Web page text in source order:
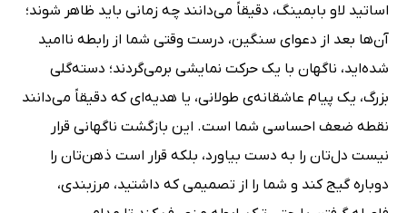
اساتید لاو بابمینگ، دقیقاً می‌دانند چه زمانی باید ظاهر شوند؛
آن‌ها بعد از دعوای سنگین، درست وقتی شما از رابطه ناامید
شده‌اید، ناگهان با یک حرکت نمایشی برمی‌گردند؛ دسته‌گلی
بزرگ، یک پیام عاشقانه‌ی طولانی، یا هدیه‌ای که دقیقاً می‌دانند
نقطه ضعف احساسی شما است. این بازگشت ناگهانی قرار
نیست دل‌تان را به دست بیاورد، بلکه قرار است ذهن‌تان را
دوباره گیج کند و شما را از تصمیمی که داشتید، مرزبندی،